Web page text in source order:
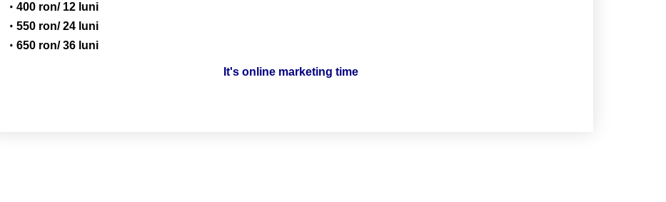
400 ron/ 12 luni
550 ron/ 24 luni
650 ron/ 36 luni
It's online marketing time